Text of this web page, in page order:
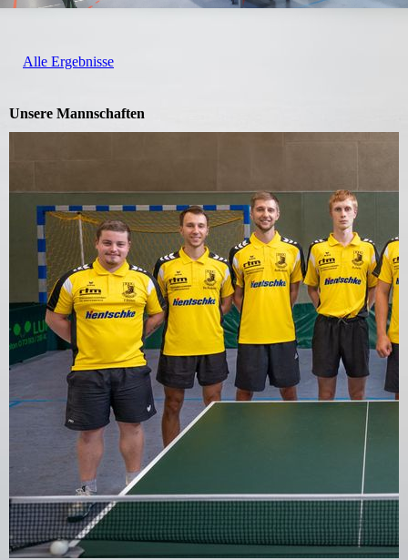
Alle Ergebnisse
Unsere Mannschaften